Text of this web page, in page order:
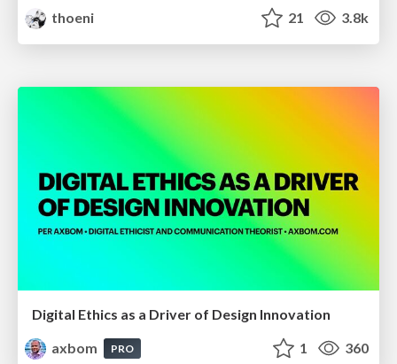
thoeni 21 3.8k
Digital Ethics as a Driver of Design Innovation
axbom
PRO 1 360